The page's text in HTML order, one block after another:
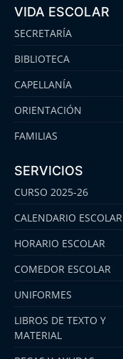
VIDA ESCOLAR
SECRETARÍA
BIBLIOTECA
CAPELLANÍA
ORIENTACIÓN
FAMILIAS
SERVICIOS
CURSO 2025-26
CALENDARIO ESCOLAR
HORARIO ESCOLAR
COMEDOR ESCOLAR
UNIFORMES
LIBROS DE TEXTO Y
MATERIAL